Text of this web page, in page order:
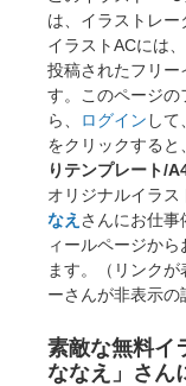
は、イラストレー
イラストACには
投稿されたフリー
す。このページの
ら、
ログイン し
をクリックすると、
りテンプレート/
オリジナルイラス
なえ さんにお仕事
ィールページか
ます。（リンク
ーさんが非表示の
素敵な無料イ
ななえ」さん